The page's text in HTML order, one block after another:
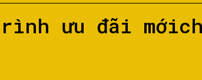
ưu đãi